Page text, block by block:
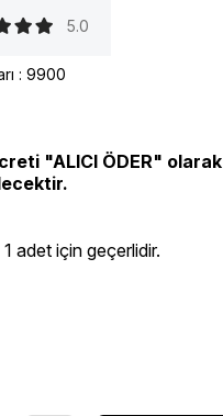
5.0
: 9900
"ALICI ÖDER" olarak
1 adet için geçerlidir.